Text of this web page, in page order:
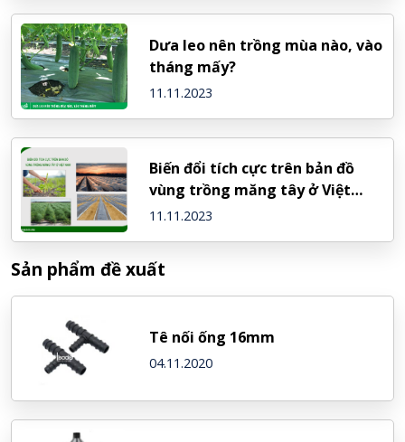
Dưa leo nên trồng mùa nào, vào
tháng mấy?
11.11.2023
Biến đổi tích cực trên bản đồ
vùng trồng măng tây ở Việt
Nam
11.11.2023
Sản phẩm đề xuất
Tê nối ống 16mm
04.11.2020